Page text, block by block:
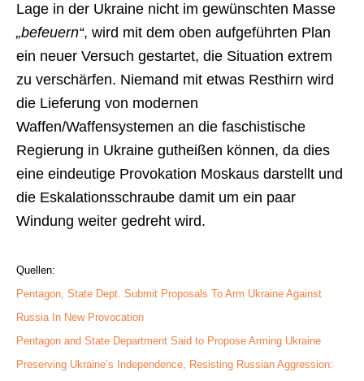
Lage in der Ukraine nicht im gewünschten Masse
„befeuern“, wird mit dem oben aufgeführten Plan
ein neuer Versuch gestartet, die Situation extrem
zu verschärfen. Niemand mit etwas Resthirn wird
die Lieferung von modernen
Waffen/Waffensystemen an die faschistische
Regierung in Ukraine gutheißen können, da dies
eine eindeutige Provokation Moskaus darstellt und
die Eskalationsschraube damit um ein paar
Windung weiter gedreht wird.
Quellen:
Pentagon, State Dept. Submit Proposals To Arm Ukraine Against
Russia In New Provocation
Pentagon and State Department Said to Propose Arming Ukraine
Preserving Ukraine’s Independence, Resisting Russian Aggression: